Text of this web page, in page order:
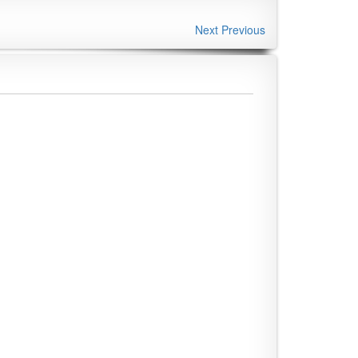
Next Previous